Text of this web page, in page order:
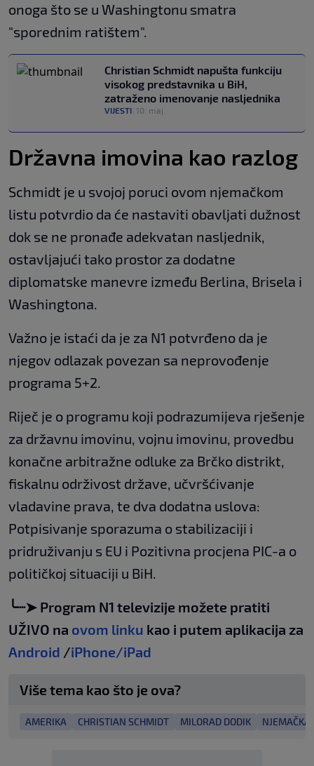
onoga što se u Washingtonu smatra
"sporednim ratištem".
Christian Schmidt napušta funkciju
visokog predstavnika u BiH,
zatraženo imenovanje nasljednika
VIJESTI 10. maj.
Državna imovina kao razlog
Schmidt je u svojoj poruci ovom njemačkom
listu potvrdio da će nastaviti obavljati dužnost
dok se ne pronađe adekvatan nasljednik,
ostavljajući tako prostor za dodatne
diplomatske manevre između Berlina, Brisela i
Washingtona.
Važno je istaći da je za N1 potvrđeno da je
njegov odlazak povezan sa neprovođenje
programa 5+2.
Riječ je o programu koji podrazumijeva rješenje
za državnu imovinu, vojnu imovinu, provedbu
konačne arbitražne odluke za Brčko distrikt,
fiskalnu održivost države, učvršćivanje
vladavine prava, te dva dodatna uslova:
Potpisivanje sporazuma o stabilizaciji i
pridruživanju s EU i Pozitivna procjena PIC-a o
političkoj situaciji u BiH.
╰┈➤ Program N1 televizije možete pratiti
UŽIVO na ovom linku kao i putem aplikacija za
Android /iPhone/iPad
Više tema kao što je ova?
AMERIKA CHRISTIAN SCHMIDT MILORAD DODIK NJEMAČKA